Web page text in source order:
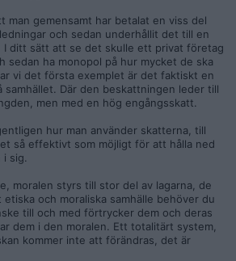
urartat i ett blodbad av ändlösa
historien ger definitivt stöd för den
världsbild idag skiljer sig så
från vad som var verkligheten för
Bara dom senaste hundra
vad industrialisering och
kan innebära för möjligheten att höja
Man måste helt enkelt inte åka till
alla där för att få tag i mjölk och kött.
en naiv önskan hos mig om att vi
utvecklas etiskt och moraliskt.
man gemensamt har betalat en viss del
och sedan underhållit det till en
I ditt sätt att se det skulle ett privat företag
sedan ha monopol på hur mycket de ska
vi det första exemplet är det faktiskt en
samhället. Där den beskattningen leder till
men med en hög engångsskatt.
hur man använder skatterna, till
så effektivt som möjligt för att hålla ned
i sig.
moralen styrs till stor del av lagarna, de
och moraliska samhälle behöver du
till och med förtrycker dem och deras
dem i den moralen. Ett totalitärt system,
kommer inte att förändras, det är